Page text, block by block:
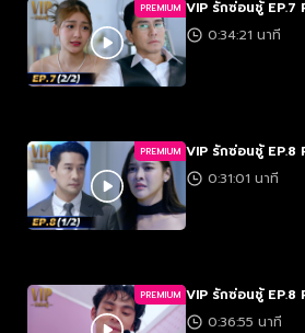
PREMIUM VIP รักซ่อนชู้ EP.7
0:34:21 นาที
PREMIUM VIP รักซ่อนชู้ EP.8
0:31:01 นาที
PREMIUM VIP รักซ่อนชู้ EP.8
0:36:55 นาที